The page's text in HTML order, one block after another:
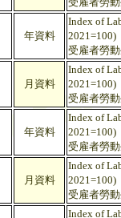
年資料
Index of
2021=100)
受雇者勞
月資料
Index of
2021=100)
受雇者勞
年資料
Index of
2021=100)
受雇者勞
月資料
Index of
2021=100)
受雇者勞
Index of